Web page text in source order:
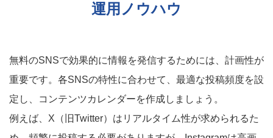
運用ノウハウ
無料のSNSで効果的に情報を発信するためには、計画性が
重要です。各SNSの特性に合わせて、最適な投稿頻度を設
定し、コンテンツカレンダーを作成しましょう。
例えば、X（旧Twitter）はリアルタイム性が求められるた